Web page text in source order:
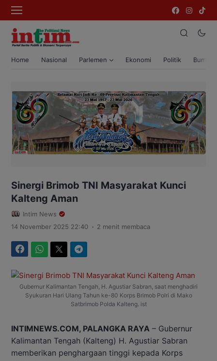
Home Nasional Parlemen Ekonomi Politik Bumi
Sinergi Brimob TNI Masyarakat Kunci
Kalteng Aman
Intim News
14 November 2025 22:40 . 2 menit membaca
Gubernur Kalimantan Tengah, H. Agustiar Sabran, saat menghadiri
Syukuran Hari Ulang Tahun ke-80 Korps Brimob Polri di Mako
Satbrimob Polda Kalteng. ist
INTIMNEWS.COM, PALANGKA RAYA – Gubernur
Kalimantan Tengah (Kalteng) H. Agustiar Sabran
memberikan penghargaan tinggi kepada Korps